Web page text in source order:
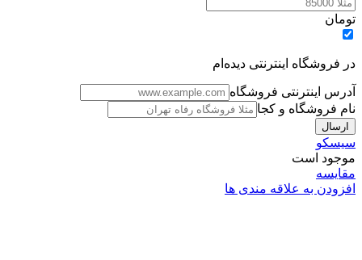
تومان
در فروشگاه اینترنتی دیده‌ام
آدرس اینترنتی فروشگاه
نام فروشگاه و کجا
سیسکو
موجود است
مقایسه
افزودن به علاقه مندی ها